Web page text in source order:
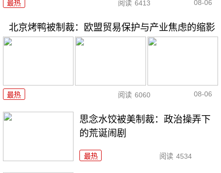
最热 阅读 6413 08-06
北京烤鸭被制裁：欧盟贸易保护与产业焦虑的缩影
最热 阅读 6060 08-06
思念水饺被美制裁：政治操弄下
的荒诞闹剧
最热 阅读 4534